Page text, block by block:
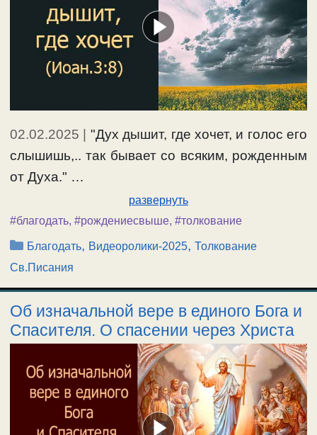
02.02.2025 | "Дух дышит, где хочет, и голос его
слышишь,.. так бывает со всяким, рожденным
от Духа." …
развернуть
#благодать, #рождениесвыше, #толкование
Рубрики
Благодать, Видеоролики-2025,Толкование
Св.Писания
Об изначальной вере в единого Бога и
Спасителя. О спасении через Христа